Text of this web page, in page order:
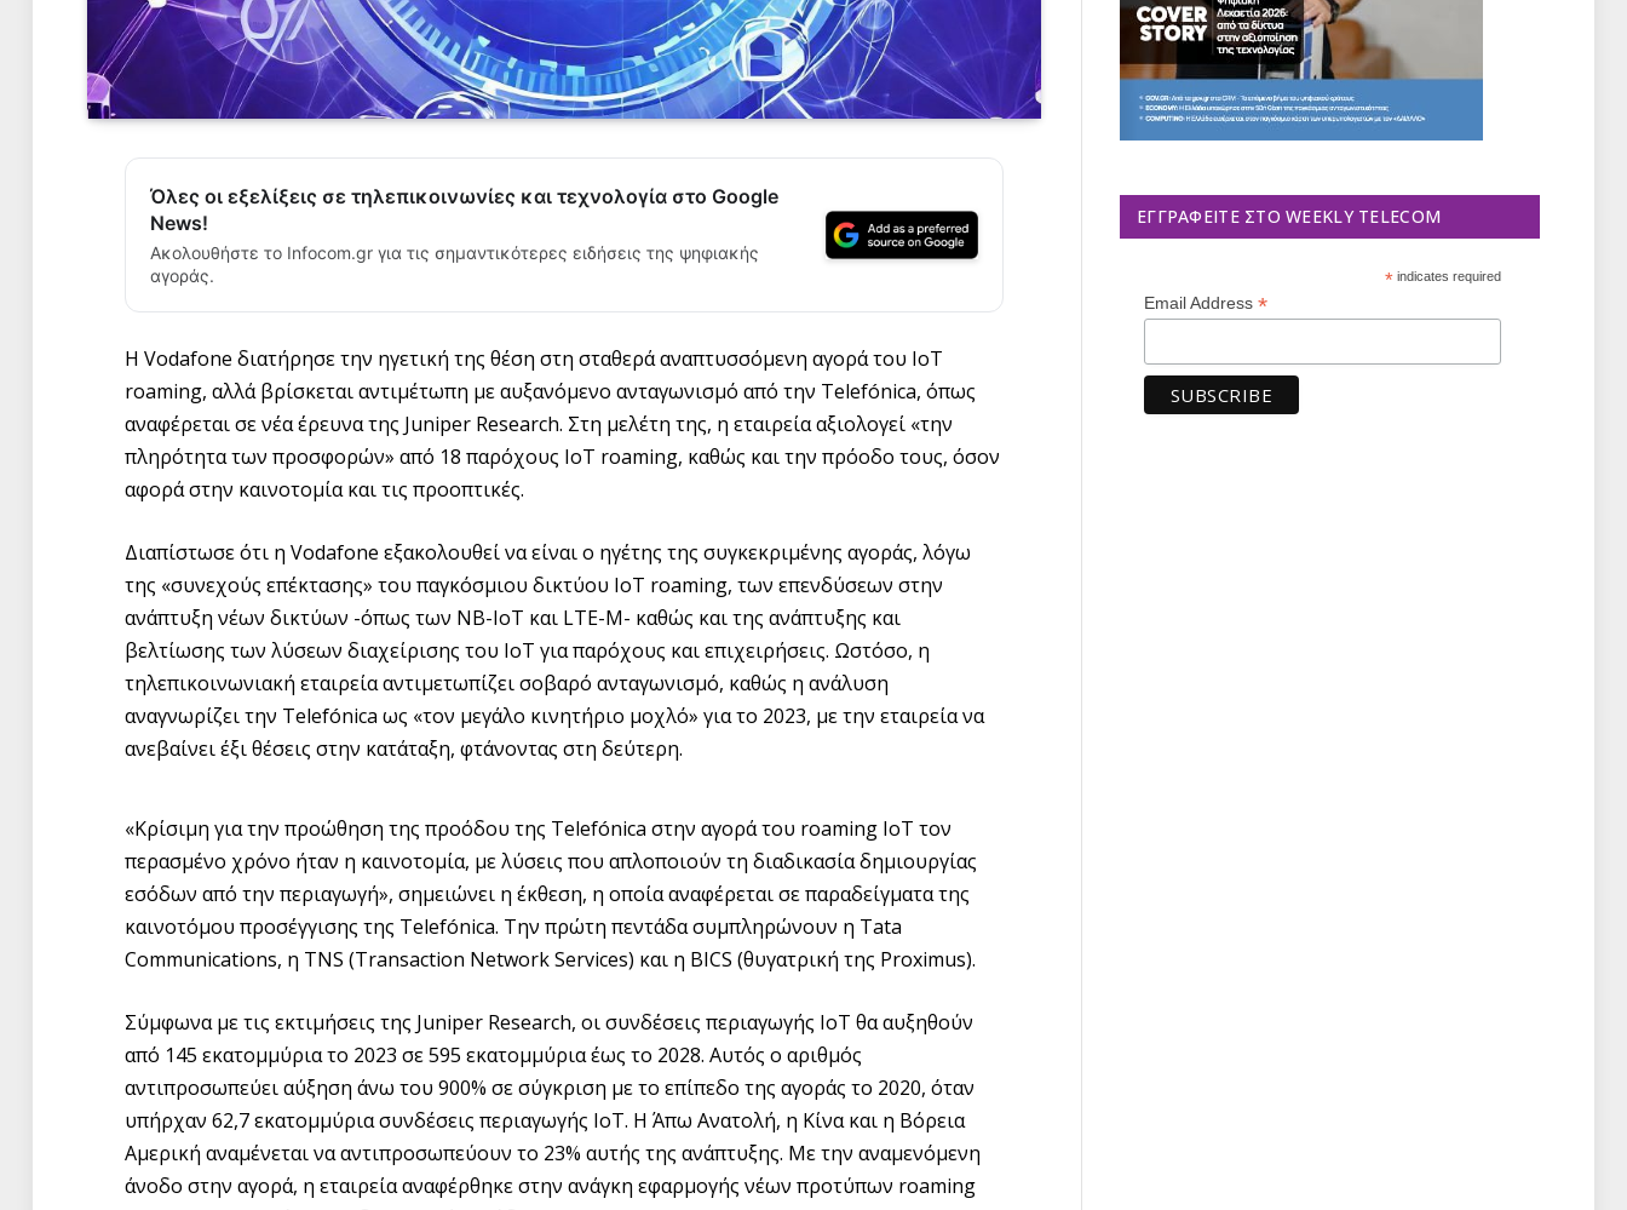
Όλες οι εξελίξεις σε τηλεπικοινωνίες και τεχνολογία στο Google
News!
Ακολουθήστε το Infocom.gr για τις σημαντικότερες ειδήσεις της ψηφιακής
αγοράς.
Η Vodafone διατήρησε την ηγετική της θέση στη σταθερά αναπτυσσόμενη αγορά του IoT
roaming, αλλά βρίσκεται αντιμέτωπη με αυξανόμενο ανταγωνισμό από την Telefónica, όπως
αναφέρεται σε νέα έρευνα της Juniper Research. Στη μελέτη της, η εταιρεία αξιολογεί «την
πληρότητα των προσφορών» από 18 παρόχους IoT roaming, καθώς και την πρόοδο τους, όσον
αφορά στην καινοτομία και τις προοπτικές.
Διαπίστωσε ότι η Vodafone εξακολουθεί να είναι ο ηγέτης της συγκεκριμένης αγοράς, λόγω
της «συνεχούς επέκτασης» του παγκόσμιου δικτύου IoT roaming, των επενδύσεων στην
ανάπτυξη νέων δικτύων -όπως των NB-IoT και LTE-M- καθώς και της ανάπτυξης και
βελτίωσης των λύσεων διαχείρισης του IoT για παρόχους και επιχειρήσεις. Ωστόσο, η
τηλεπικοινωνιακή εταιρεία αντιμετωπίζει σοβαρό ανταγωνισμό, καθώς η ανάλυση
αναγνωρίζει την Telefónica ως «τον μεγάλο κινητήριο μοχλό» για το 2023, με την εταιρεία να
ανεβαίνει έξι θέσεις στην κατάταξη, φτάνοντας στη δεύτερη.
«Κρίσιμη για την προώθηση της προόδου της Telefónica στην αγορά του roaming IoT τον
περασμένο χρόνο ήταν η καινοτομία, με λύσεις που απλοποιούν τη διαδικασία δημιουργίας
εσόδων από την περιαγωγή», σημειώνει η έκθεση, η οποία αναφέρεται σε παραδείγματα της
καινοτόμου προσέγγισης της Telefónica. Την πρώτη πεντάδα συμπληρώνουν η Tata
Communications, η TNS (Transaction Network Services) και η BICS (θυγατρική της Proximus).
Σύμφωνα με τις εκτιμήσεις της Juniper Research, οι συνδέσεις περιαγωγής IoT θα αυξηθούν
από 145 εκατομμύρια το 2023 σε 595 εκατομμύρια έως το 2028. Αυτός ο αριθμός
αντιπροσωπεύει αύξηση άνω του 900% σε σύγκριση με το επίπεδο της αγοράς το 2020, όταν
υπήρχαν 62,7 εκατομμύρια συνδέσεις περιαγωγής IoT. Η Άπω Ανατολή, η Κίνα και η Βόρεια
Αμερική αναμένεται να αντιπροσωπεύουν το 23% αυτής της ανάπτυξης. Με την αναμενόμενη
άνοδο στην αγορά, η εταιρεία αναφέρθηκε στην ανάγκη εφαρμογής νέων προτύπων roaming
ΕΓΓΡΑΦΕΊΤΕ ΣΤΟ WEEKLY TELECOM
*indicates required
Email Address *